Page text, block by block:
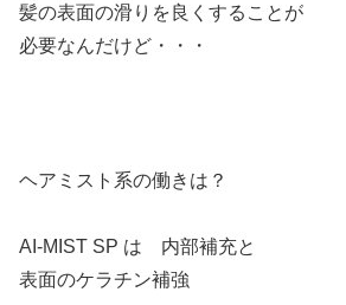
髪の表面の滑りを良くすることが
必要なんだけど・・・
ヘアミスト系の働きは？
AI-MIST SP は 内部補充と
表面のケラチン補強